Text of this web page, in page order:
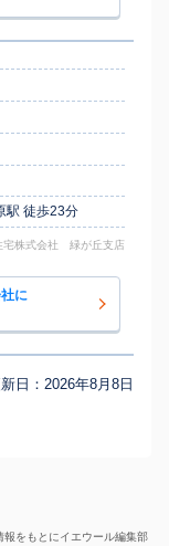
駅 徒歩23分
宅株式会社 緑が丘支店
に
日： 2026年8月8日
報をもとにイエウール編集部